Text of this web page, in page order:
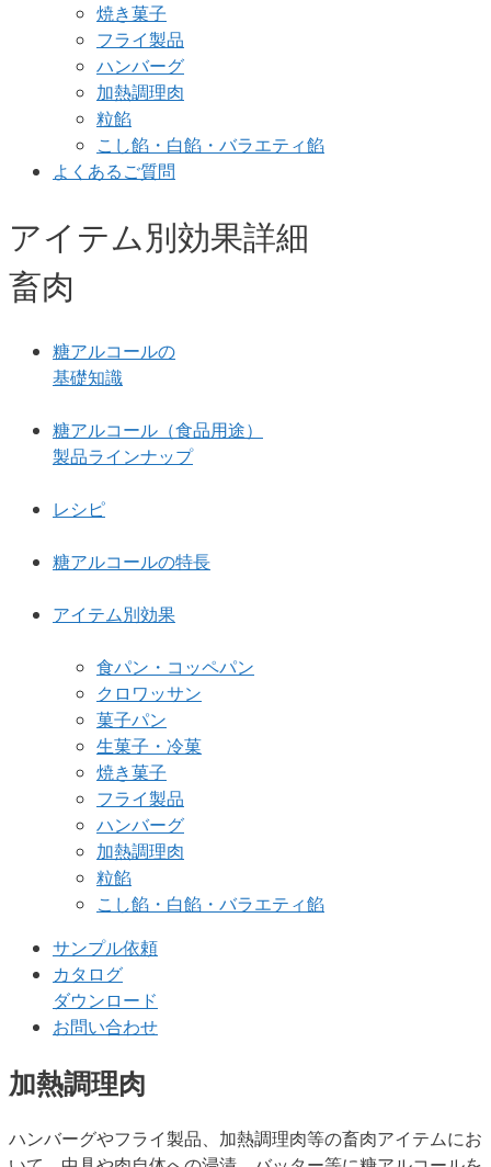
焼き菓子
フライ製品
ハンバーグ
加熱調理肉
粒餡
こし餡・白餡・バラエティ餡
よくあるご質問
アイテム別効果詳細
畜肉
糖アルコールの
基礎知識
糖アルコール（食品用途）
製品ラインナップ
レシピ
糖アルコールの特長
アイテム別効果
食パン・コッペパン
クロワッサン
菓子パン
生菓子・冷菓
焼き菓子
フライ製品
ハンバーグ
加熱調理肉
粒餡
こし餡・白餡・バラエティ餡
サンプル依頼
カタログ
ダウンロード
お問い合わせ
加熱調理肉
ハンバーグやフライ製品、加熱調理肉等の畜肉アイテムにお